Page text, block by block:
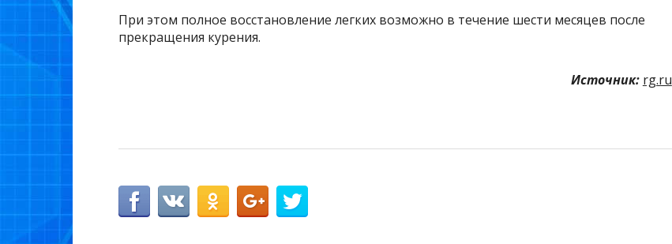
При этом полное восстановление легких возможно в течение шести месяцев после
прекращения курения.
Источник: rg.ru